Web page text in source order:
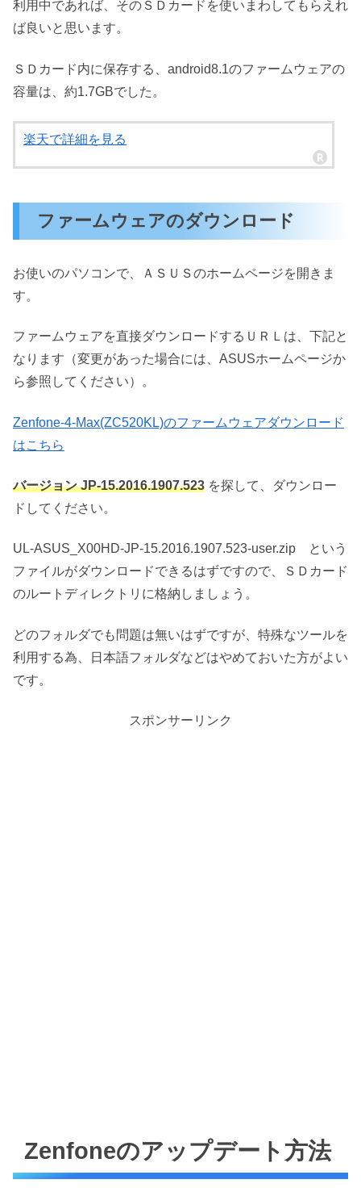
利用中であれば、そのＳＤカードを使いまわしてもらえれ
ば良いと思います。
ＳＤカード内に保存する、android8.1のファームウェアの
容量は、約1.7GBでした。
楽天で詳細を見る
ファームウェアのダウンロード
お使いのパソコンで、ＡＳＵＳのホームページを開きま
す。
ファームウェアを直接ダウンロードするＵＲＬは、下記と
なります（変更があった場合には、ASUSホームページか
ら参照してください）。
Zenfone-4-Max(ZC520KL)のファームウェアダウンロード
はこちら
バージョン JP-15.2016.1907.523 を探して、ダウンロー
ドしてください。
UL-ASUS_X00HD-JP-15.2016.1907.523-user.zip という
ファイルがダウンロードできるはずですので、ＳＤカード
のルートディレクトリに格納しましょう。
どのフォルダでも問題は無いはずですが、特殊なツールを
利用する為、日本語フォルダなどはやめておいた方がよい
です。
スポンサーリンク
Zenfoneのアップデート方法